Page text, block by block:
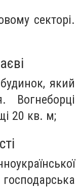
секторі.
який
Вогнеборці
20 кв. м;